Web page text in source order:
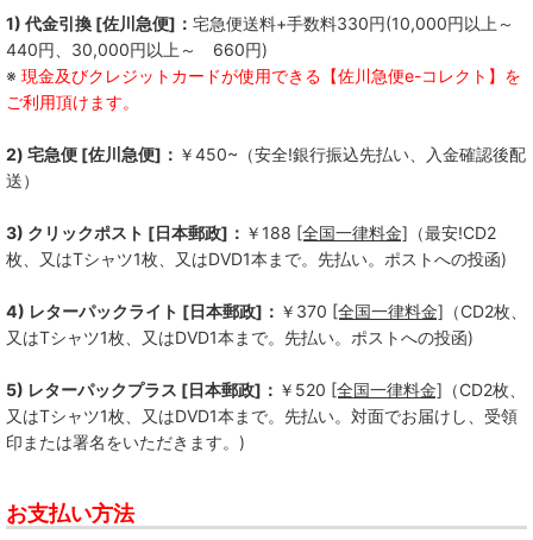
1) 代金引換 [佐川急便]： 宅急便送料+手数料330円(10,000円以上～
440円、30,000円以上～ 660円)
※ 現金及びクレジットカードが使用できる【佐川急便e-コレクト】を
ご利用頂けます。
2) 宅急便 [佐川急便]： ￥450~（安全!銀行振込先払い、入金確認後配
送）
3) クリックポスト [日本郵政]： ￥188 [全国一律料金] （最安!CD2
枚、又はTシャツ1枚、又はDVD1本まで。先払い。ポストへの投函)
4) レターパックライト [日本郵政]： ￥370 [全国一律料金] （CD2枚、
又はTシャツ1枚、又はDVD1本まで。先払い。ポストへの投函)
5) レターパックプラス [日本郵政]： ￥520 [全国一律料金] （CD2枚、
又はTシャツ1枚、又はDVD1本まで。先払い。対面でお届けし、受領
印または署名をいただきます。)
お支払い方法